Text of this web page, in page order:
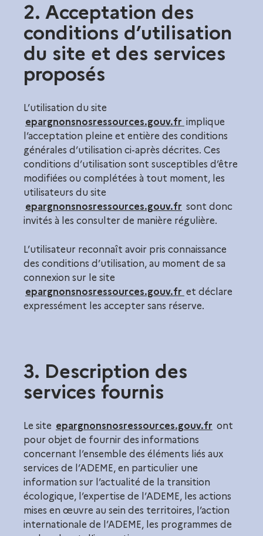
2. Acceptation des
conditions d’utilisation
du site et des services
proposés
L’utilisation du site
epargnonsnosressources.gouv.fr implique
l’acceptation pleine et entière des conditions
générales d’utilisation ci-après décrites. Ces
conditions d’utilisation sont susceptibles d’être
modifiées ou complétées à tout moment, les
utilisateurs du site
epargnonsnosressources.gouv.fr sont donc
invités à les consulter de manière régulière.
L’utilisateur reconnaît avoir pris connaissance
des conditions d’utilisation, au moment de sa
connexion sur le site
epargnonsnosressources.gouv.fr et déclare
expressément les accepter sans réserve.
3. Description des
services fournis
Le site epargnonsnosressources.gouv.fr ont
pour objet de fournir des informations
concernant l’ensemble des éléments liés aux
services de l’ADEME, en particulier une
information sur l’actualité de la transition
écologique, l’expertise de l’ADEME, les actions
mises en œuvre au sein des territoires, l’action
internationale de l’ADEME, les programmes de